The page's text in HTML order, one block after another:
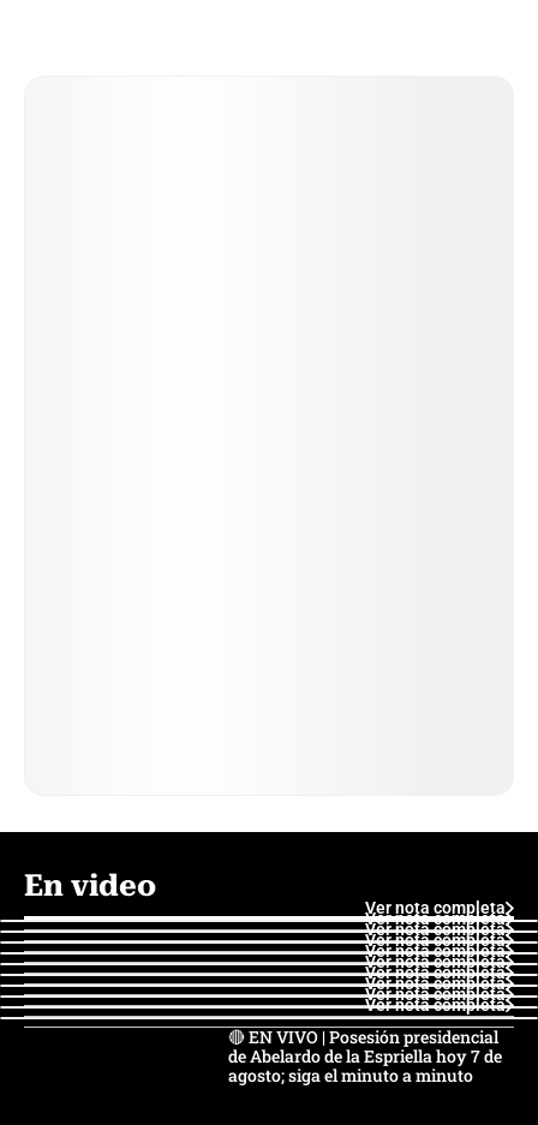
En video
Ver nota completa
Ver nota completa
Ver nota completa
Ver nota completa
Ver nota completa
Ver nota completa
Ver nota completa
Ver nota completa
Ver nota completa
Ver nota completa
🔴 EN VIVO | Posesión presidencial
de Abelardo de la Espriella hoy 7 de
agosto; siga el minuto a minuto